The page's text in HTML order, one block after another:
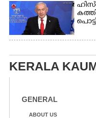
KERALA
GENERAL
ABOUT US